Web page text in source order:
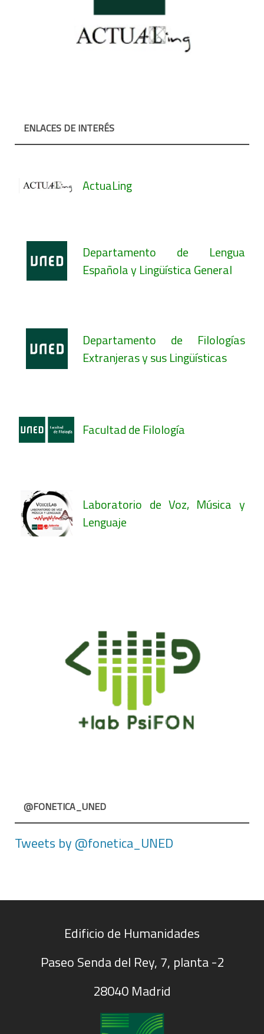
ENLACES DE INTERÉS
ActuaLing
Departamento de Lengua
Española y Lingüística General
Departamento de Filologías
Extranjeras y sus Lingüísticas
Facultad de Filología
Laboratorio de Voz, Música y
Lenguaje
@FONETICA_UNED
Tweets by @fonetica_UNED
Edificio de Humanidades
Paseo Senda del Rey, 7, planta -2
28040 Madrid